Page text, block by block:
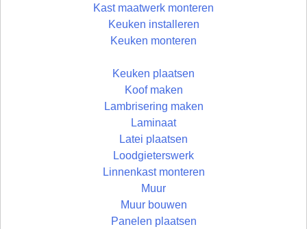
Kast maatwerk monteren
Keuken installeren
Keuken monteren
Keuken plaatsen
Koof maken
Lambrisering maken
Laminaat
Latei plaatsen
Loodgieterswerk
Linnenkast monteren
Muur
Muur bouwen
Panelen plaatsen